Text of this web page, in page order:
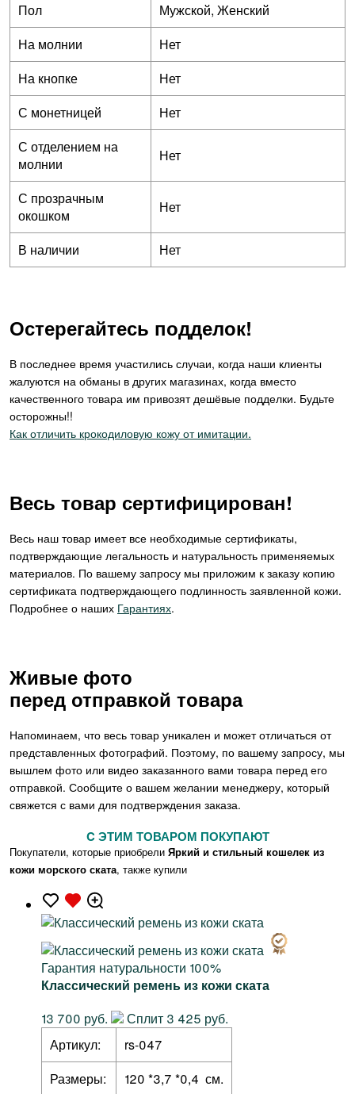
Пол
Мужской, Женский
На молнии
Нет
На кнопке
Нет
С монетницей
Нет
С отделением на
молнии
Нет
С прозрачным
окошком
Нет
В наличии Нет
Остерегайтесь подделок!
В последнее время участились случаи, когда наши клиенты
жалуются на обманы в других магазинах, когда вместо
качественного товара им привозят дешёвые подделки. Будьте
осторожны!!
Как отличить крокодиловую кожу от имитации.
Весь товар сертифицирован!
Весь наш товар имеет все необходимые сертификаты,
подтверждающие легальность и натуральность применяемых
материалов. По вашему запросу мы приложим к заказу копию
сертификата подтверждающего подлинность заявленной кожи.
Подробнее о наших Гарантиях.
Живые фото
перед отправкой товара
Напоминаем, что весь товар уникален и может отличаться от
представленных фотографий. Поэтому, по вашему запросу, мы
вышлем фото или видео заказанного вами товара перед его
отправкой. Сообщите о вашем желании менеджеру, который
свяжется с вами для подтверждения заказа.
C ЭТИМ ТОВАРОМ ПОКУПАЮТ
Покупатели, которые приобрели Яркий и стильный кошелек из
кожи морского ската, также купили
Гарантия натуральности 100%
Классический ремень из кожи ската
13 700 руб.
Сплит 3 425 руб.
Артикул:
rs-047
Размеры:
120 *3,7 *0,4 см.